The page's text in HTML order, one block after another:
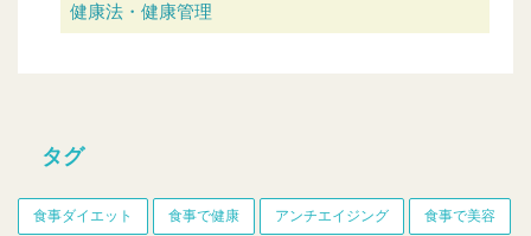
健康法・健康管理
タグ
食事ダイエット 食事で健康 アンチエイジング 食事で美容